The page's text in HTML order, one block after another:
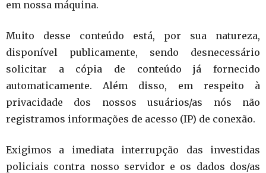
em nossa máquina.
Muito desse conteúdo está, por sua natureza,
disponível publicamente, sendo desnecessário
solicitar a cópia de conteúdo já fornecido
automaticamente. Além disso, em respeito à
privacidade dos nossos usuários/as nós não
registramos informações de acesso (IP) de conexão.
Exigimos a imediata interrupção das investidas
policiais contra nosso servidor e os dados dos/as